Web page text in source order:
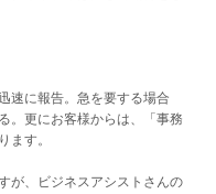
速に報告。急を要する場合
。更にお客様からは、「事務
ます。
が、ビジネスアシストさんの